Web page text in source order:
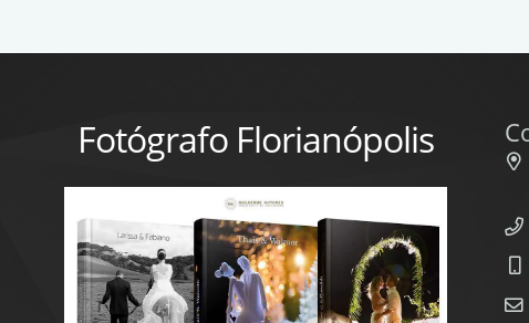
Fotógrafo Florianópolis